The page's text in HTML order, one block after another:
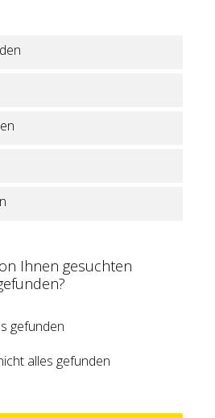
Ihnen gesuchten
gefunden
alles gefunden